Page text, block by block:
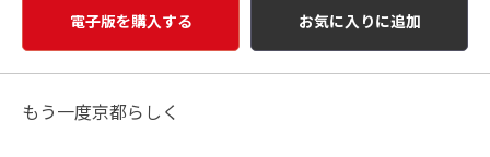
電子版を購入する お気に入りに追加
もう一度京都らしく